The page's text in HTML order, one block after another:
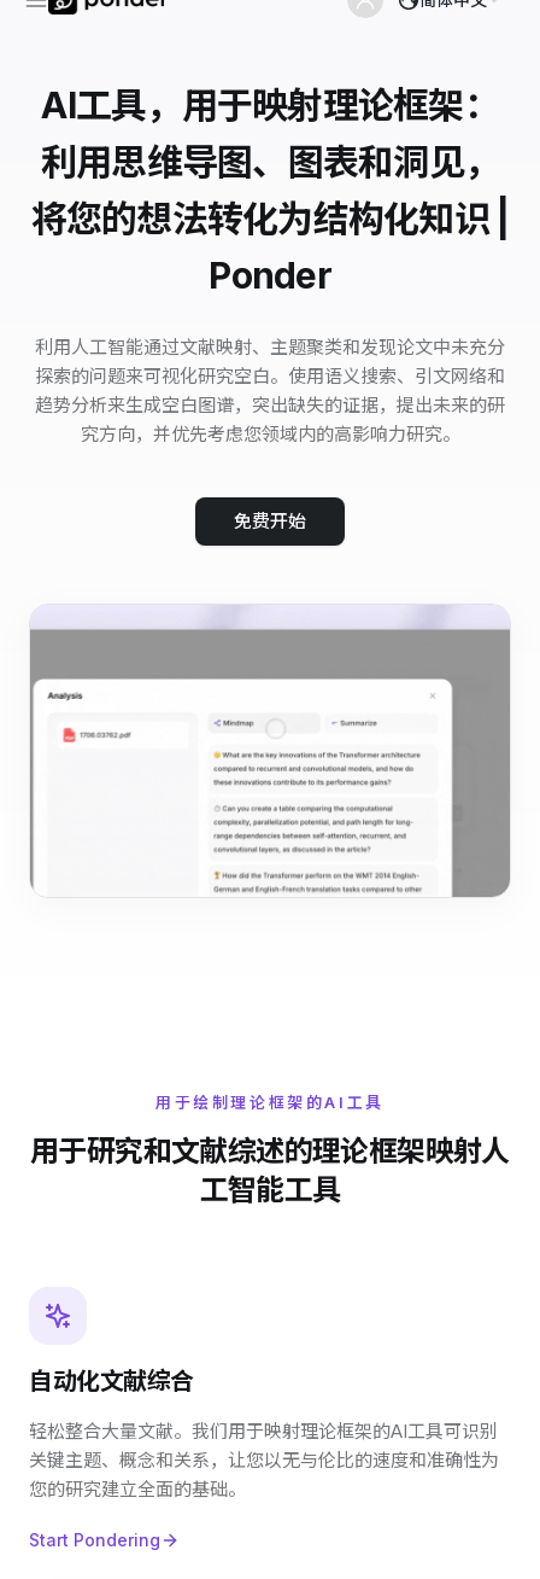
AI工具，用于映射理论框架：
利用思维导图、图表和洞见，
将您的想法转化为结构化知识 |
Ponder
利用人工智能通过文献映射、主题聚类和发现论文中未充分
探索的问题来可视化研究空白。使用语义搜索、引文网络和
趋势分析来生成空白图谱，突出缺失的证据，提出未来的研
究方向，并优先考虑您领域内的高影响力研究。
免费开始
用于绘制理论框架的AI工具
用于研究和文献综述的理论框架映射人
工智能工具
自动化文献综合
轻松整合大量文献。我们用于映射理论框架的AI工具可识别
关键主题、概念和关系，让您以无与伦比的速度和准确性为
您的研究建立全面的基础。
Start Pondering